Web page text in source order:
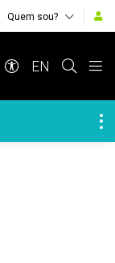
Quem sou?
EN